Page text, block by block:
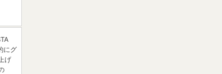
にグ
げ